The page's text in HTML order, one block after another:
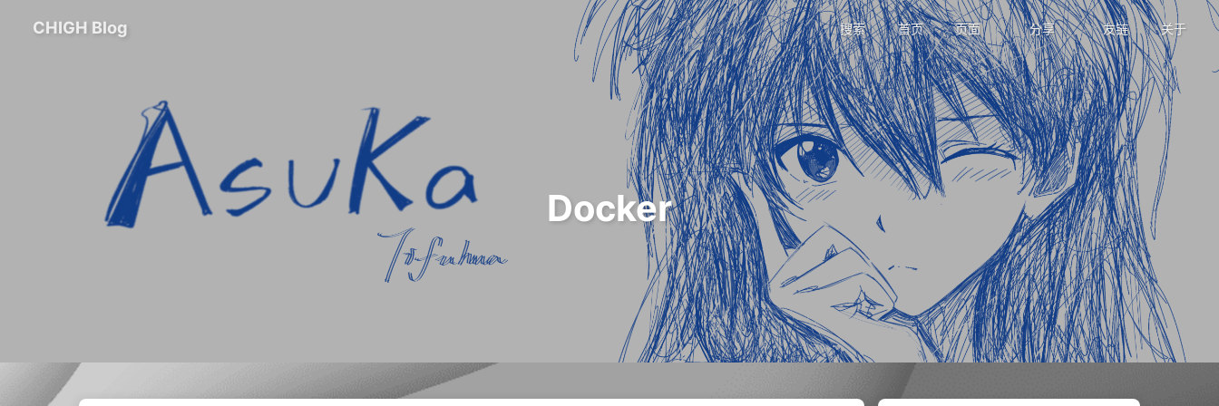
CHIGH Blog 搜索 首页 页面 分享 友链 关于
Docker